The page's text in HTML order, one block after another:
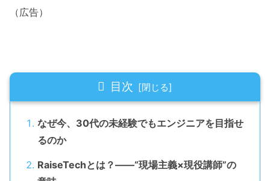
（広告）
目次
なぜ今、30代の未経験でもエンジニアを目指せ
るのか
RaiseTechとは？――“現場主義×現役講師”の